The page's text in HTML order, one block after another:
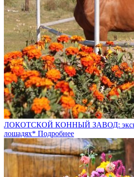
ЛОКОТСКОЙ КОННЫЙ ЗАВОД:
лошадях* Подробнее